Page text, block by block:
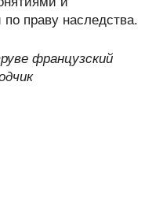
праву наследства.
французский